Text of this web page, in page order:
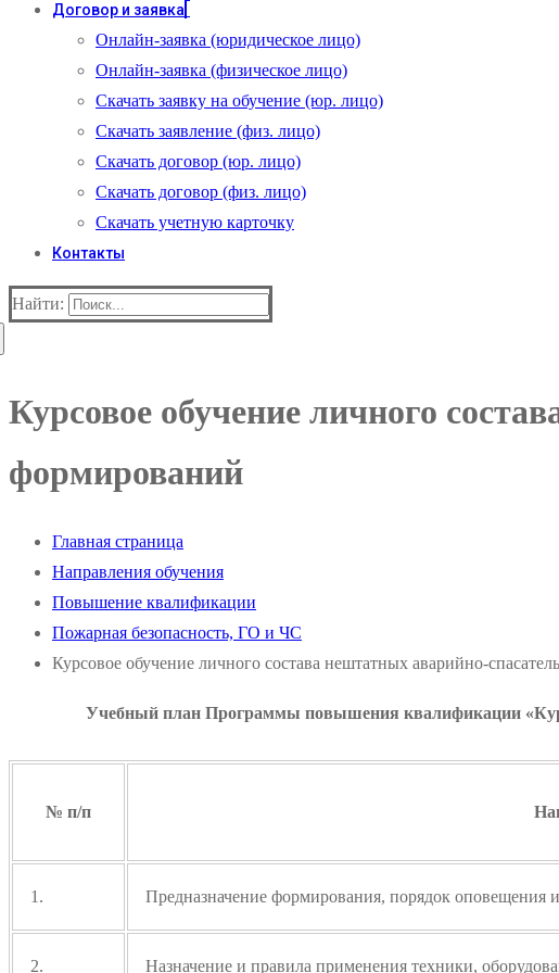
Договор и заявка
Онлайн-заявка (юридическое лицо)
Онлайн-заявка (физическое лицо)
Скачать заявку на обучение (юр. лицо)
Скачать заявление (физ. лицо)
Скачать договор (юр. лицо)
Скачать договор (физ. лицо)
Скачать учетную карточку
Контакты
Найти:
Курсовое обучение личного
формирований
Главная страница
Направления обучения
Повышение квалификации
Пожарная безопасность, ГО и ЧС
Курсовое обучение личного состава нештатных аварийно-
Учебный план Программы повышения квалификации
№ п/п
1. Предназначение формирования, порядок оповещения
2. Назначение и правила применения техники,